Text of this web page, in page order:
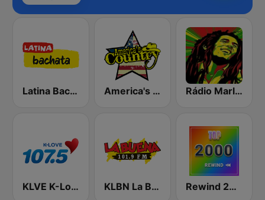
Latina Bachata America's Country Rádio Marley
KLVE K-Love 107.5 FM (US Only) KLBN La Buena 101.9 FM Rewind 2000's